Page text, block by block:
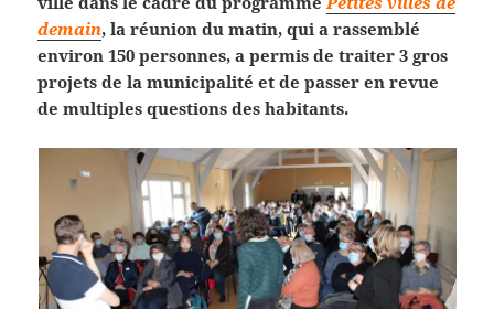
demain, la réunion du matin, qui a rassemblé
environ 150 personnes, a permis de traiter 3 gros
projets de la municipalité et de passer en revue
de multiples questions des habitants.